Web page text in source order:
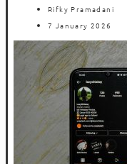
Rifky Pramadani
7 January 2026